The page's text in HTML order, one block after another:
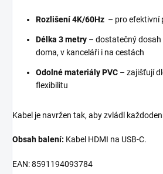
Rozlišení 4K/60Hz – pro efektivní
Délka 3 metry – dostatečný
doma, v kanceláři i na cestách
Odolné materiály PVC – zajišťují
flexibilitu
Kabel je navržen tak, aby zvládl
Obsah balení: Kabel HDMI na USB-C.
EAN: 8591194093784